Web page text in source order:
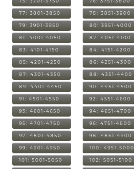
77: 3801-3850 78: 3851-3900
79: 3901-3950 80: 3951-4000
81: 4001-4050 82: 4051-4100
83: 4101-4150 84: 4151-4200
85: 4201-4250 86: 4251-4300
87: 4301-4350 88: 4351-4400
89: 4401-4450 90: 4451-4500
91: 4501-4550 92: 4551-4600
93: 4601-4650 94: 4651-4700
95: 4701-4750 96: 4751-4800
97: 4801-4850 98: 4851-4900
99: 4901-4950 100: 4951-5000
101: 5001-5050 102: 5051-5100